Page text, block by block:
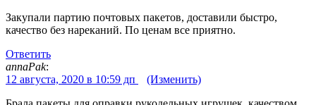
Закупали партию почтовых пакетов, доставили быстро,
качество без нареканий. По ценам все приятно.
Ответить
annaPak:
12 августа, 2020 в 10:59 дп
(Изменить)